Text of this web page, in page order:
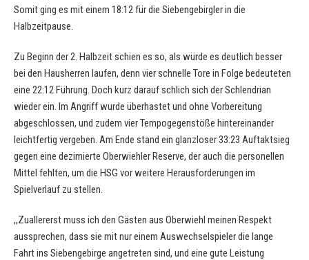
Somit ging es mit einem 18:12 für die Siebengebirgler in die
Halbzeitpause.
Zu Beginn der 2. Halbzeit schien es so, als würde es deutlich besser
bei den Hausherren laufen, denn vier schnelle Tore in Folge bedeuteten
eine 22:12 Führung. Doch kurz darauf schlich sich der Schlendrian
wieder ein. Im Angriff wurde überhastet und ohne Vorbereitung
abgeschlossen, und zudem vier Tempogegenstöße hintereinander
leichtfertig vergeben. Am Ende stand ein glanzloser 33:23 Auftaktsieg
gegen eine dezimierte Oberwiehler Reserve, der auch die personellen
Mittel fehlten, um die HSG vor weitere Herausforderungen im
Spielverlauf zu stellen.
,,Zuallererst muss ich den Gästen aus Oberwiehl meinen Respekt
aussprechen, dass sie mit nur einem Auswechselspieler die lange
Fahrt ins Siebengebirge angetreten sind, und eine gute Leistung